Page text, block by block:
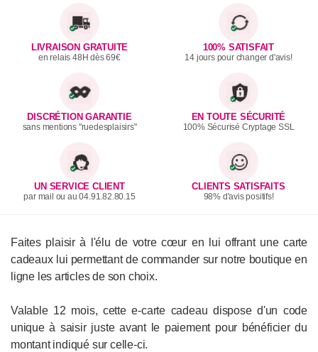
LIVRAISON GRATUITE
en relais 48H dès 69€
100% SATISFAIT
14 jours pour changer d'avis!
DISCRÉTION GARANTIE
sans mentions "ruedesplaisirs"
EN TOUTE SÉCURITÉ
100% Sécurisé Cryptage SSL
UN SERVICE CLIENT
par mail ou au 04.91.82.80.15
CLIENTS SATISFAITS
98% d'avis positifs!
Faites plaisir à l'élu de votre cœur en lui offrant une carte
cadeaux lui permettant de commander sur notre boutique en
ligne les articles de son choix.
Valable 12 mois, cette e-carte cadeau dispose d'un code
unique à saisir juste avant le paiement pour bénéficier du
montant indiqué sur celle-ci.